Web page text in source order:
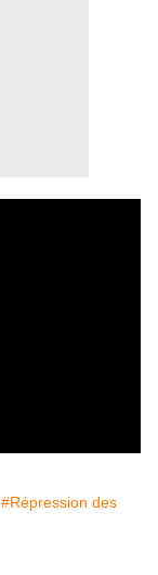
#Répression des